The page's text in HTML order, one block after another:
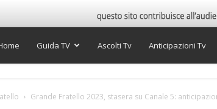
Guida TV Ascolti Tv Anticipazioni Tv
Grande Fratello 2023, stasera su Canale 5: